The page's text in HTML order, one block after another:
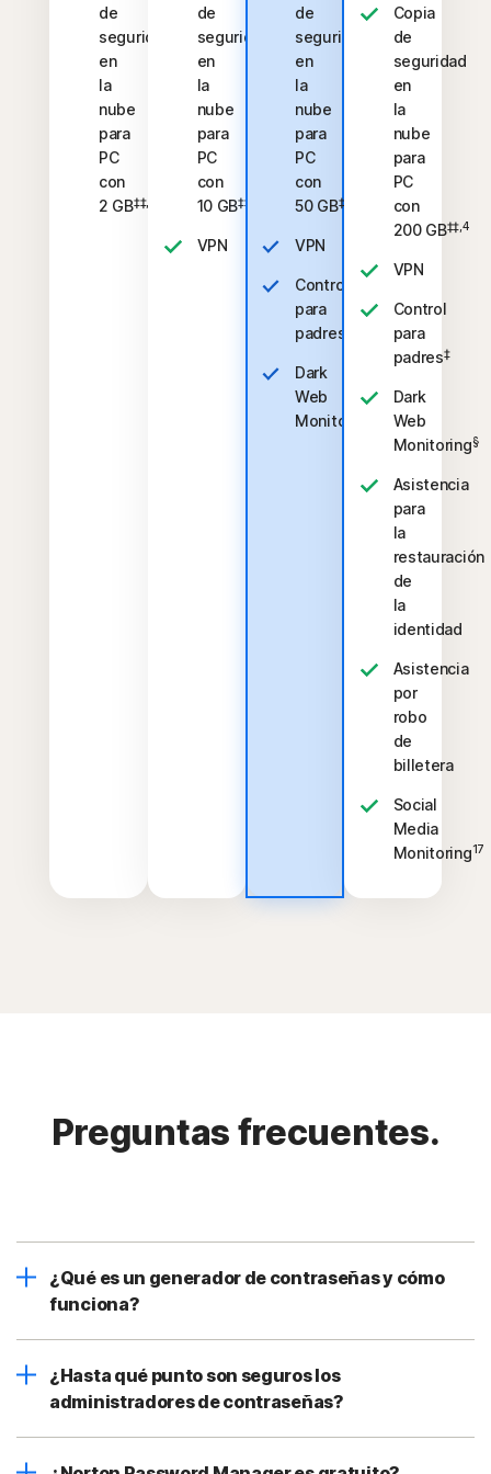
de
seguridad
en
la
nube
para
PC
con
2 GB‡‡,4
de
seguridad
en
la
nube
para
PC
con
10 GB‡‡,4
VPN
de
seguridad
en
la
nube
para
PC
con
50 GB‡‡,4
VPN
Control
para
padres
Dark
Web
Monitoring
Copia
de
seguridad
en
la
nube
para
PC
con
200 GB‡‡,4
VPN
Control
para
padres‡
Dark
Web
Monitoring§
Asistencia
para
la
restauración
de
la
identidad
Asistencia
por
robo
de
billetera
Social
Media
Monitoring17
Preguntas frecuentes.
¿Qué es un generador de contraseñas y cómo
funciona?
¿Hasta qué punto son seguros los
administradores de contraseñas?